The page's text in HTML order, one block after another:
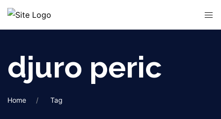
djuro peric
Home Tag